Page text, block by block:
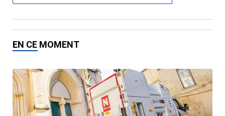
EN CE MOMENT